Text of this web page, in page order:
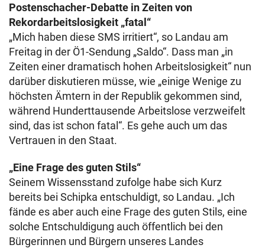
Postenschacher-Debatte in Zeiten von
Rekordarbeitslosigkeit „fatal“
„Mich haben diese SMS irritiert“, so Landau am
Freitag in der Ö1-Sendung „Saldo“. Dass man „in
Zeiten einer dramatisch hohen Arbeitslosigkeit“ nun
darüber diskutieren müsse, wie „einige Wenige zu
höchsten Ämtern in der Republik gekommen sind,
während Hunderttausende Arbeitslose verzweifelt
sind, das ist schon fatal“. Es gehe auch um das
Vertrauen in den Staat.
„Eine Frage des guten Stils“
Seinem Wissensstand zufolge habe sich Kurz
bereits bei Schipka entschuldigt, so Landau. „Ich
fände es aber auch eine Frage des guten Stils, eine
solche Entschuldigung auch öffentlich bei den
Bürgerinnen und Bürgern unseres Landes